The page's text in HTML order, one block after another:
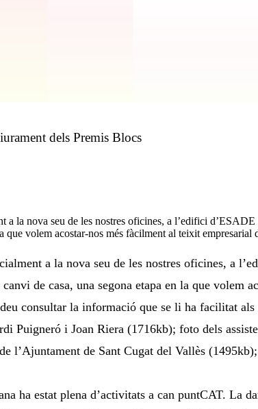
dels Premis Blocs
a la nova seu de les nostres oficines, a l’edifici
que volem acostar-nos més fàcilment al teixit
a la nova seu de les nostres oficines, a
de casa, una segona etapa en la que
consultar la informació que se li ha facilitat
Puigneró i Joan Riera (1716kb); foto dels
l’Ajuntament de Sant Cugat del Vallès
ha estat plena d’activitats a can puntCAT. La